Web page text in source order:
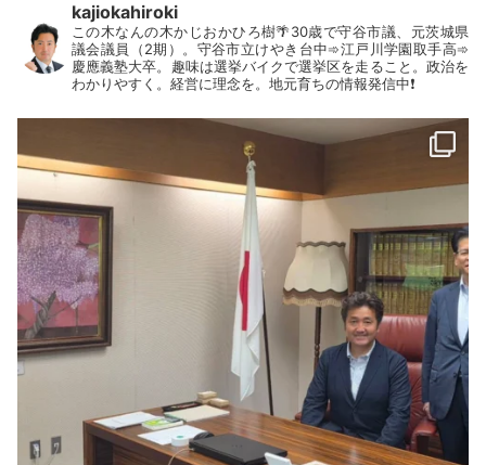
kajiokahiroki
この木なんの木かじおかひろ樹🌴30歳で守谷市議、元茨城県
議会議員（2期）。守谷市立けやき台中➾江戸川学園取手高➾
慶應義塾大卒。趣味は選挙バイクで選挙区を走ること。政治を
わかりやすく。経営に理念を。地元育ちの情報発信中❗